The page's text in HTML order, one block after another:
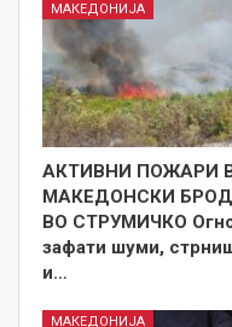
МАКЕДОНИЈА
АКТИВНИ ПОЖАРИ
МАКЕДОНСКИ
ВО СТРУМИЧКО
зафати шуми,
и…
МАКЕДОНИЈА